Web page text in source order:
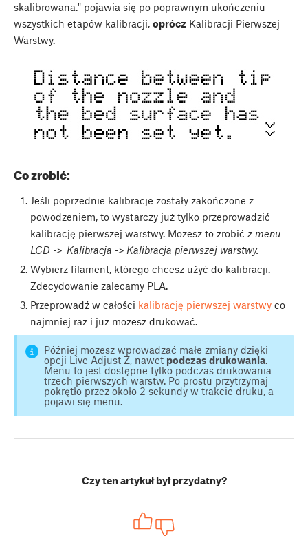
skalibrowana." pojawia się po poprawnym ukończeniu
wszystkich etapów kalibracji, oprócz Kalibracji Pierwszej
Warstwy.
Co zrobić:
Jeśli poprzednie kalibracje zostały zakończone z
powodzeniem, to wystarczy już tylko przeprowadzić
kalibrację pierwszej warstwy. Możesz to zrobić z menu
LCD -> Kalibracja -> Kalibracja pierwszej warstwy.
Wybierz filament, którego chcesz użyć do kalibracji.
Zdecydowanie zalecamy PLA.
Przeprowadź w całości kalibrację pierwszej warstwyco
najmniej raz i już możesz drukować.
Później możesz wprowadzać małe zmiany dzięki
opcji Live Adjust Z, nawet podczas drukowania.
Menu to jest dostępne tylko podczas drukowania
trzech pierwszych warstw. Po prostu przytrzymaj
pokrętło przez około 2 sekundy w trakcie druku, a
pojawi się menu.
Czy ten artykuł był przydatny?